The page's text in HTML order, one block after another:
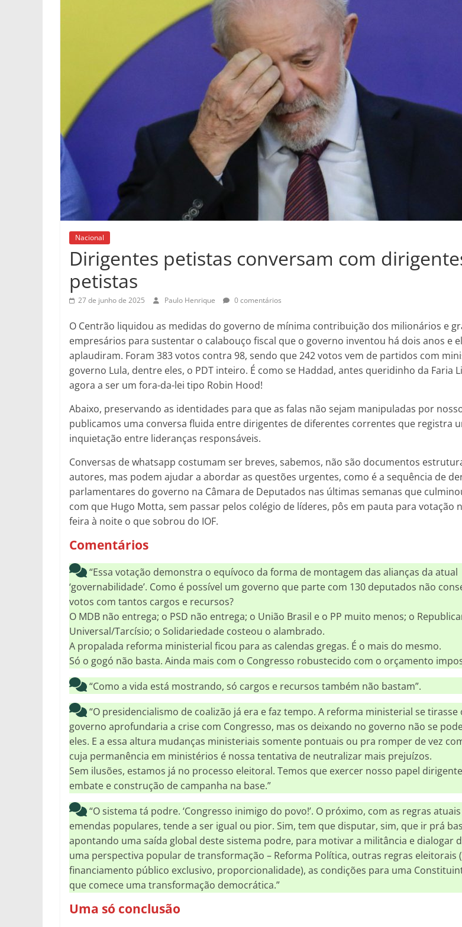
Nacional
Dirigentes petistas conversam com
petistas
27 de junho de 2025 Paulo Henrique 0 comentários
O Centrão liquidou as medidas do governo de mínima contribuição dos milionários e
empresários para sustentar o calabouço fiscal que o governo inventou há dois anos e
aplaudiram. Foram 383 votos contra 98, sendo que 242 votos vem de partidos com
governo Lula, dentre eles, o PDT inteiro. É como se Haddad, antes queridinho da Faria
agora a ser um fora-da-lei tipo Robin Hood!
Abaixo, preservando as identidades para que as falas não sejam manipuladas por
publicamos uma conversa fluida entre dirigentes de diferentes correntes que registra
inquietação entre lideranças responsáveis.
Conversas de whatsapp costumam ser breves, sabemos, não são documentos
autores, mas podem ajudar a abordar as questões urgentes, como é a sequência de
parlamentares do governo na Câmara de Deputados nas últimas semanas que
com que Hugo Motta, sem passar pelos colégio de líderes, pôs em pauta para votação
feira à noite o que sobrou do IOF.
Comentários
“Essa votação demonstra o equívoco da forma de montagem das alianças da atual
‘governabilidade’. Como é possível um governo que parte com 130 deputados não
votos com tantos cargos e recursos?
O MDB não entrega; o PSD não entrega; o União Brasil e o PP muito menos; o
Universal/Tarcísio; o Solidariedade costeou o alambrado.
A propalada reforma ministerial ficou para as calendas gregas. É o mais do mesmo.
Só o gogó não basta. Ainda mais com o Congresso robustecido com o orçamento
“Como a vida está mostrando, só cargos e recursos também não bastam”.
“O presidencialismo de coalizão já era e faz tempo. A reforma ministerial se tirasse
governo aprofundaria a crise com Congresso, mas os deixando no governo não se
eles. E a essa altura mudanças ministeriais somente pontuais ou pra romper de vez com
cuja permanência em ministérios é nossa tentativa de neutralizar mais prejuízos.
Sem ilusões, estamos já no processo eleitoral. Temos que exercer nosso papel
embate e construção de campanha na base.”
“O sistema tá podre. ‘Congresso inimigo do povo!’. O próximo, com as regras
emendas populares, tende a ser igual ou pior. Sim, tem que disputar, sim, que ir prá
apontando uma saída global deste sistema podre, para motivar a militância e dialogar
uma perspectiva popular de transformação – Reforma Política, outras regras eleitorais
financiamento público exclusivo, proporcionalidade), as condições para uma
que comece uma transformação democrática.”
Uma só conclusão